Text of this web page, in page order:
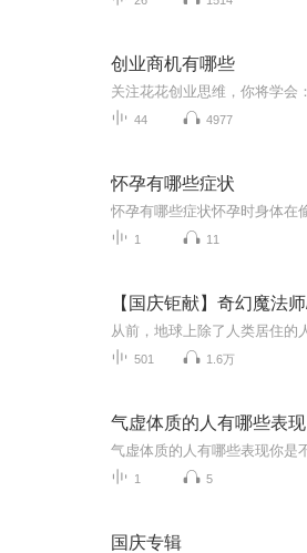
创业商机有哪些
44 4977
怀孕有哪些症状
1 11
501 1.6万
气虚体质的人有哪些表现
1 5
国庆专辑